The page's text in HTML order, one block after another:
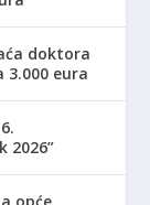
doktora
3.000 eura
2026”